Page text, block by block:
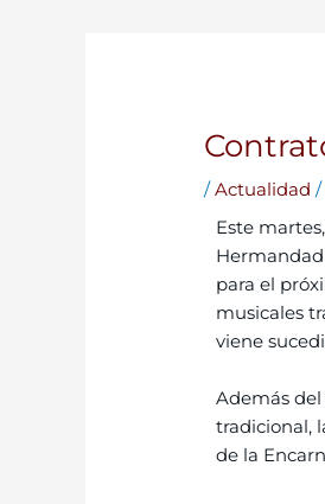
/Actualidad /
Este
para el
musicales
viene
Además
tradicional,
de la